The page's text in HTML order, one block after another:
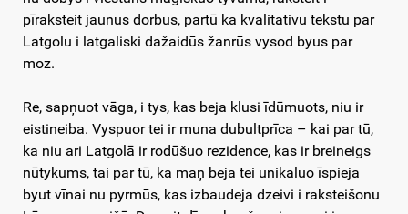
pīraksteit jaunus dorbus, partū ka kvalitativu tekstu par
Latgolu i latgaliski dažaidūs žanrūs vysod byus par
moz.
Re, sapņuot vāga, i tys, kas beja klusi īdūmuots, niu ir
eistineiba. Vyspuor tei ir muna dubultprīca – kai par tū,
ka niu ari Latgolā ir rodūšuo rezidence, kas ir breineigs
nūtykums, tai par tū, ka maņ beja tei unikaluo īspieja
byut vīnai nu pyrmūs, kas izbaudeja dzeivi i raksteišonu